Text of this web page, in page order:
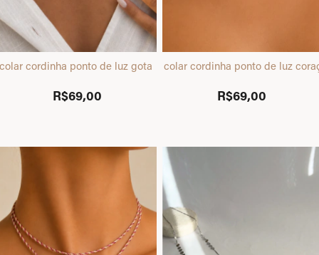
cordinha ponto de luz gota prata
R$69,00
colar cordinha ponto de luz
R$69,00